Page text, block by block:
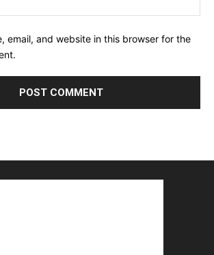
email, and website in this browser for the